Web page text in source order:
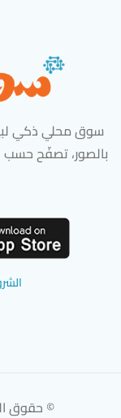
سوق محلي ذكي
بالصور، تصفّح حسب
© حقوق النشر 2026.